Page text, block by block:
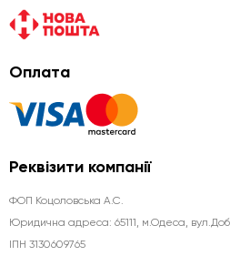
Оплата
Реквізити компанії
ФОП Коцоловська А.С.
Юридична aдреса: 65111, м.Одеса,
ІПН 3130609765